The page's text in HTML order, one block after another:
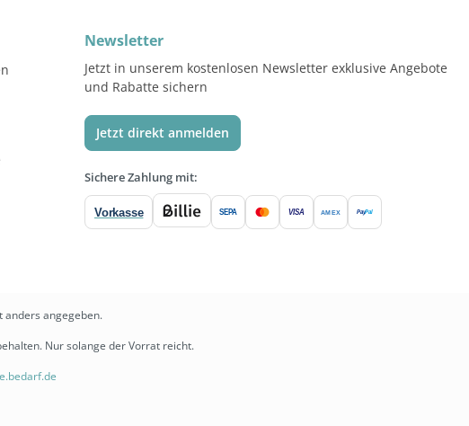
Newsletter
Jetzt in unserem kostenlosen Newsletter exklusive Angebote
und Rabatte sichern
Jetzt direkt anmelden
Sichere Zahlung mit:
Vorkasse SEPA VISA AMEX PayPal
anders angegeben.
Nur solange der Vorrat reicht.